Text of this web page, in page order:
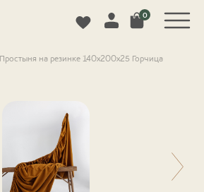
0
Простыня на резинке 140х200х25 Горчица